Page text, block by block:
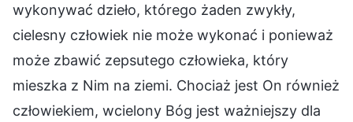
wykonywać dzieło, którego żaden zwykły,
cielesny człowiek nie może wykonać i ponieważ
może zbawić zepsutego człowieka, który
mieszka z Nim na ziemi. Chociaż jest On również
człowiekiem, wcielony Bóg jest ważniejszy dla